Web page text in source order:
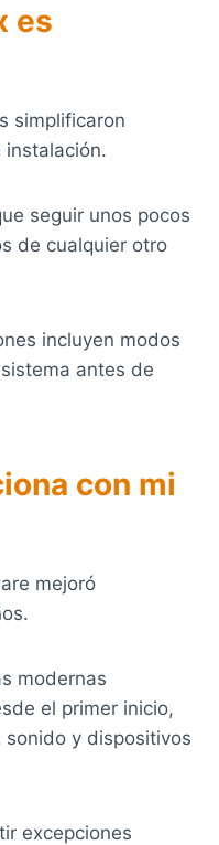
es
simplificaron
instalación.
seguir unos pocos
de cualquier otro
incluyen modos
antes de
con mi
mejoró
modernas
el primer inicio,
y dispositivos
excepciones